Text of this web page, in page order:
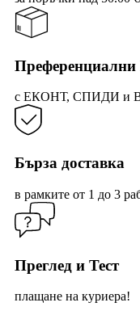
с ЕКОНТ, СПИДИ и
Бърза доставка
в рамките от 1 до 3
Преглед и Тест
плащане на куриера!